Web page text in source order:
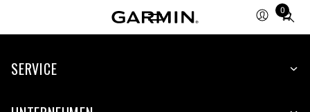
0
Total
items
cart:
SERVICE